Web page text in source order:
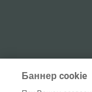
Баннер cookie